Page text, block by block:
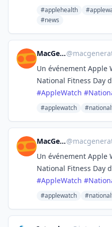
#applehealth
#news
MacGeneration@
Un événement Apple
National Fitness Day
#AppleWatch #
#applewatch
MacGeneration@
Un événement Apple
National Fitness Day
#AppleWatch #
#applewatch